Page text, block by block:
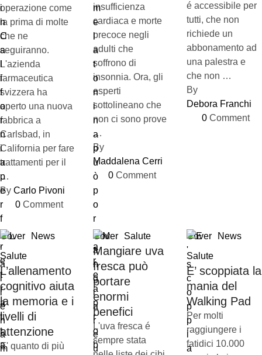
operazione come
la prima di molte
che ne
seguiranno.
L'azienda
farmaceutica
svizzera ha
aperto una nuova
fabbrica a
Carlsbad, in
California per fare
trattamenti per il
…
By Carlo Pivoni
0 Comment
insufficienza
cardiaca e morte
precoce negli
adulti che
soffrono di
insonnia. Ora, gli
esperti
sottolineano che
non ci sono prove
…
By
Maddalena Cerri
0 Comment
é accessibile per
tutti, che non
richiede un
abbonamento ad
una palestra e
che non …
By
Debora Franchi
0 Comment
Cover
News
Salute
L’allenamento
cognitivo aiuta
la memoria e i
livelli di
attenzione
E' quanto di più
Cover Salute
Mangiare uva
fresca può
portare
enormi
benefici
L'uva fresca é
sempre stata
Cover
News
Salute
E’ scoppiata la
mania del
Walking Pad
Per molti
raggiungere i
fatidici 10.000